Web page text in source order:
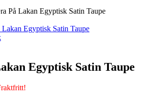
På Lakan Egyptisk Satin Taupe
Egyptisk Satin Taupe